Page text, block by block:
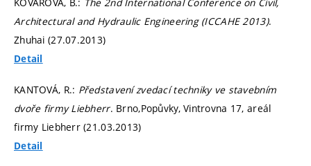
Architectural and Hydraulic Engineering (ICCAHE 2013).
Zhuhai (27.07.2013)
Detail
KANTOVÁ, R.: Představení zvedací techniky ve stavebním
dvoře firmy Liebherr. Brno,Popůvky, Vintrovna 17, areál
firmy Liebherr (21.03.2013)
Detail